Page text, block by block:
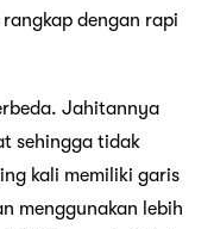
dengan rapi
Jahitannya
sehingga tidak
kali memiliki garis
menggunakan lebih